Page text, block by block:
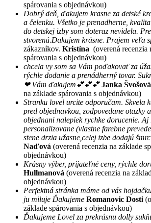
spárovania s objednávkou)
Dobrý deň, ďakujem krasne za detské
a čelenku. Všetko je prenadherne,
do detskej izby som doteraz nevidela.
stvorená.Dakujem krásne. Prajem veľa
zákazníkov. Kristína (overená recenzia
spárovania s objednávkou)
chcela vy som sa Vám poďakovať za
rýchle dodanie a prenádherný tovar.
❤ Vám ďakujem💕💕💕 Janka Švošová
na základe spárovania s objednávkou)
Stranku lovel urcite odporučam. Skvela
pred objednavkou, zodpovedane otazky
objednani nalepiek rychke dorucenie. Aj
personalizovane (vlastne farebne
stene drzia užasne,celej izbe dodajú
Naďová (overená recenzia na základe
objednávkou)
Krásny výber, prijateľné ceny, rýchle
Hullmanová (overená recenzia na
objednávkou)
Perfektná stránka máme od vás
ju miluje Ďakujeme Romanovic Dosti
základe spárovania s objednávkou)
Ďakujeme Lovel za prekrásnu dolly